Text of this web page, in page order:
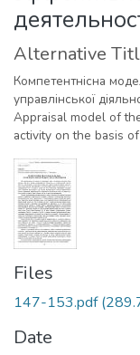
Alternative
Компетентнісна
управлінської
Appraisal model of
activity on the basis
Files
147-153.pdf
Date